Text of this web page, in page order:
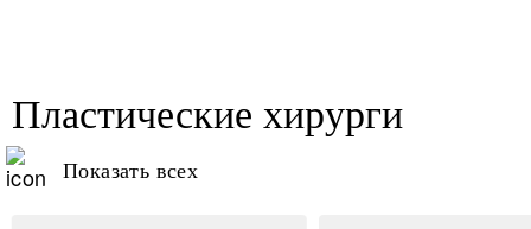
Пластические хирурги
Показать всех